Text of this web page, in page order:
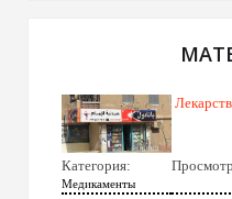
Категория:
Медикаменты